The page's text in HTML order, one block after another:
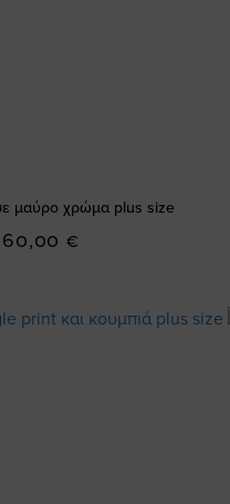
μαύρο χρώμα plus size
60,00 €